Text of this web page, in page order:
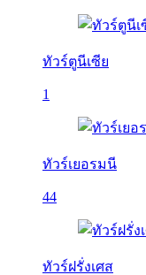
ทัวร์ตูนีเซีย
1
ทัวร์เยอรมนี
44
ทัวร์ฝรั่งเศส